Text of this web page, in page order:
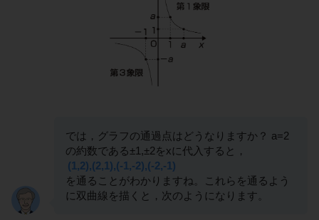
では，グラフの通過点はどうなりますか？ a=2
の約数である±1,±2をxに代入すると，
(1,2),(2,1),(-1,-2),(-2,-1)
を通ることがわかりますね。これらを通るよう
に双曲線を描くと，次のようになります。